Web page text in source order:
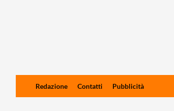
Redazione Contatti Pubblicità